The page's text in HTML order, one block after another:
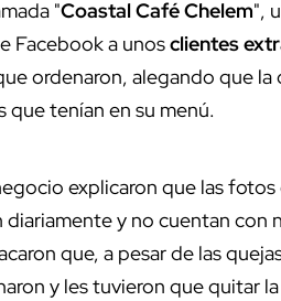
"Coastal Café Chelem",
Facebook a unosclientes
ordenaron, alegando que
tenían en su menú.
explicaron que las
diariamente y no cuentan con
que, a pesar de las
y les tuvieron que quitar la